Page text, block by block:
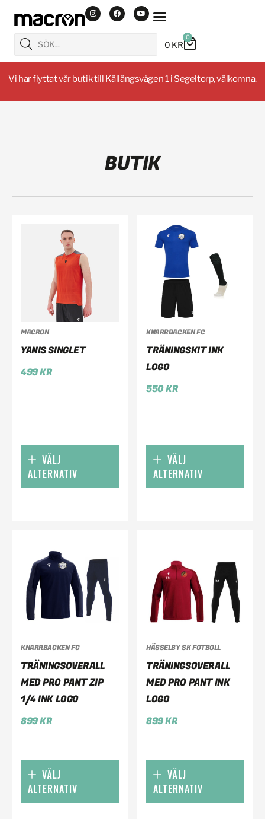
0 KR
0
Vi har flyttat vår butik till Källängsvägen 1 i Segeltorp, välkomna.
BUTIK
MACRON
YANIS SINGLET
499KR
VÄLJ
ALTERNATIV
KNARRBACKEN FC
TRÄNINGSKIT INK
LOGO
550KR
VÄLJ
ALTERNATIV
KNARRBACKEN FC
TRÄNINGSOVERALL
MED PRO PANT ZIP
1/4 INK LOGO
899KR
VÄLJ
ALTERNATIV
HÄSSELBY SK FOTBOLL
TRÄNINGSOVERALL
MED PRO PANT INK
LOGO
899KR
VÄLJ
ALTERNATIV